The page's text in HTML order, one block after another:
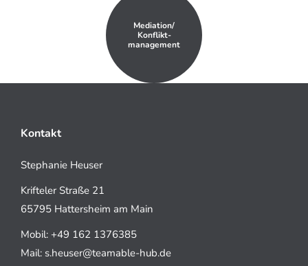
Mediation/
Konflikt-
management
Kontakt
Stephanie Heuser
Krifteler Straße 21
65795 Hattersheim am Main
Mobil: +49 162 1376385
Mail: s.heuser@teamable-hub.de